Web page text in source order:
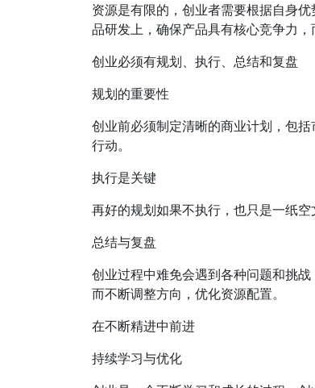
资源是有限的，创业者需要根据自身
品研发上，确保产品具有核心竞争力，
创业必须有规划、执行、总结和复盘
规划的重要性
创业前必须制定清晰的商业计划，包
行动。
执行是关键
再好的规划如果不执行，也只是一纸
总结与复盘
创业过程中难免会遇到各种问题和挑
而不断调整方向，优化资源配置。
在不断精进中前进
持续学习与优化